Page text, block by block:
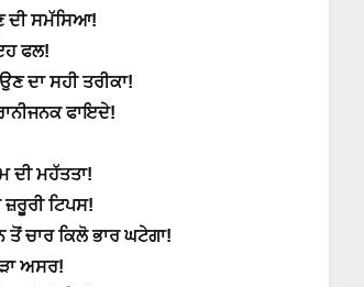
ਦੀ ਸਮੱਸਿਆ!
ਫਲ!
ਦਾ ਸਹੀ ਤਰੀਕਾ!
ਫਾਇਦੇ!
ਦੀ ਮਹੱਤਤਾ!
ਟਿਪਸ!
ਚਾਰ ਕਿਲੋ ਭਾਰ ਘਟੇਗਾ!
ਅਸਰ!